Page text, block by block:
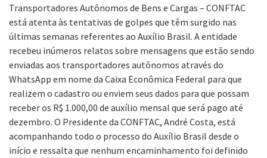
Transportadores Autônomos de Bens e Cargas – CONFTAC
está atenta às tentativas de golpes que têm surgido nas
últimas semanas referentes ao Auxílio Brasil. A entidade
recebeu inúmeros relatos sobre mensagens que estão sendo
enviadas aos transportadores autônomos através do
WhatsApp em nome da Caixa Econômica Federal para que
realizem o cadastro ou enviem seus dados para que possam
receber os R$ 1.000,00 de auxílio mensal que será pago até
dezembro. O Presidente da CONFTAC, André Costa, está
acompanhando todo o processo do Auxílio Brasil desde o
início e ressalta que nenhum encaminhamento foi definido